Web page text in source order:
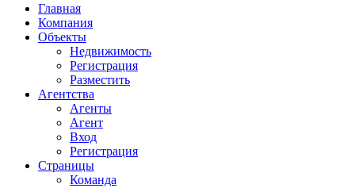
Главная
Компания
Объекты
Недвижимость
Регистрация
Разместить
Агентства
Агенты
Агент
Вход
Регистрация
Страницы
Команда